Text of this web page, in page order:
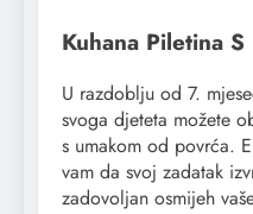
Kuhana Piletina
U razdoblju od 7.
svoga djeteta možete
s umakom od povrća.
vam da svoj zadatak
zadovoljan osmijeh